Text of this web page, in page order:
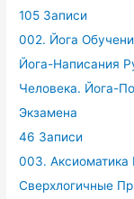
105 Записи
002. Йога
Йога-Написания
Человека. Йога-
Экзамена
46 Записи
003. Аксиоматика
Сверхлогичные